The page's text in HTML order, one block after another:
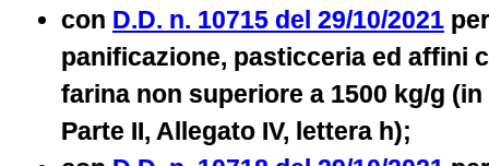
con D.D. n. 10715 del 29/10/2021
panificazione, pasticceria ed affini
farina non superiore a 1500 kg/g
Parte II, Allegato IV, lettera h);